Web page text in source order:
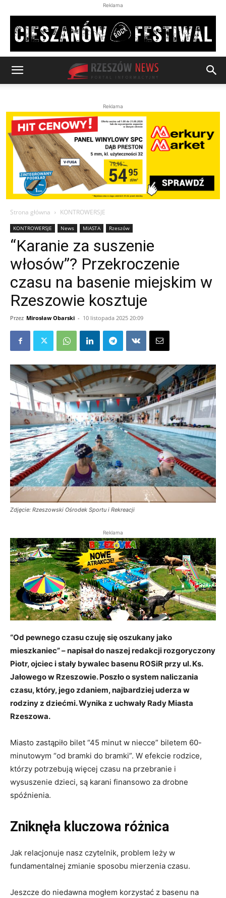
Reklama
Reklama
Strona główna KONTROWERSJE
KONTROWERSJE News MIASTA Rzeszów
“Karanie za suszenie
włosów”? Przekroczenie
czasu na basenie miejskim w
Rzeszowie kosztuje
Przez Mirosław Obarski - 10 listopada 2025 20:09
Zdjęcie: Rzeszowski Ośrodek Sportu i Rekreacji
Reklama
“Od pewnego czasu czuję się oszukany jako
mieszkaniec” – napisał do naszej redakcji rozgoryczony
Piotr, ojciec i stały bywalec basenu ROSiR przy ul. Ks.
Jałowego w Rzeszowie. Poszło o system naliczania
czasu, który, jego zdaniem, najbardziej uderza w
rodziny z dziećmi. Wynika z uchwały Rady Miasta
Rzeszowa.
Miasto zastąpiło bilet “45 minut w niecce” biletem 60-
minutowym “od bramki do bramki”. W efekcie rodzice,
którzy potrzebują więcej czasu na przebranie i
wysuszenie dzieci, są karani finansowo za drobne
spóźnienia.
Zniknęła kluczowa różnica
Jak relacjonuje nasz czytelnik, problem leży w
fundamentalnej zmianie sposobu mierzenia czasu.
Jeszcze do niedawna mogłem korzystać z basenu na